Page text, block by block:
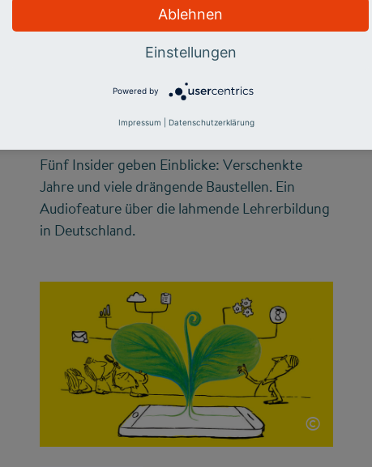
Warum die
Lehrerbildung nicht
vom Fleck kommt
Fünf Insider geben Einblicke: Verschenkte
Jahre und viele drängende Baustellen. Ein
Audiofeature über die lahmende Lehrerbildung
in Deutschland.
©
Ablehnen
Einstellungen
Powered by
Impressum Datenschutzerklärung